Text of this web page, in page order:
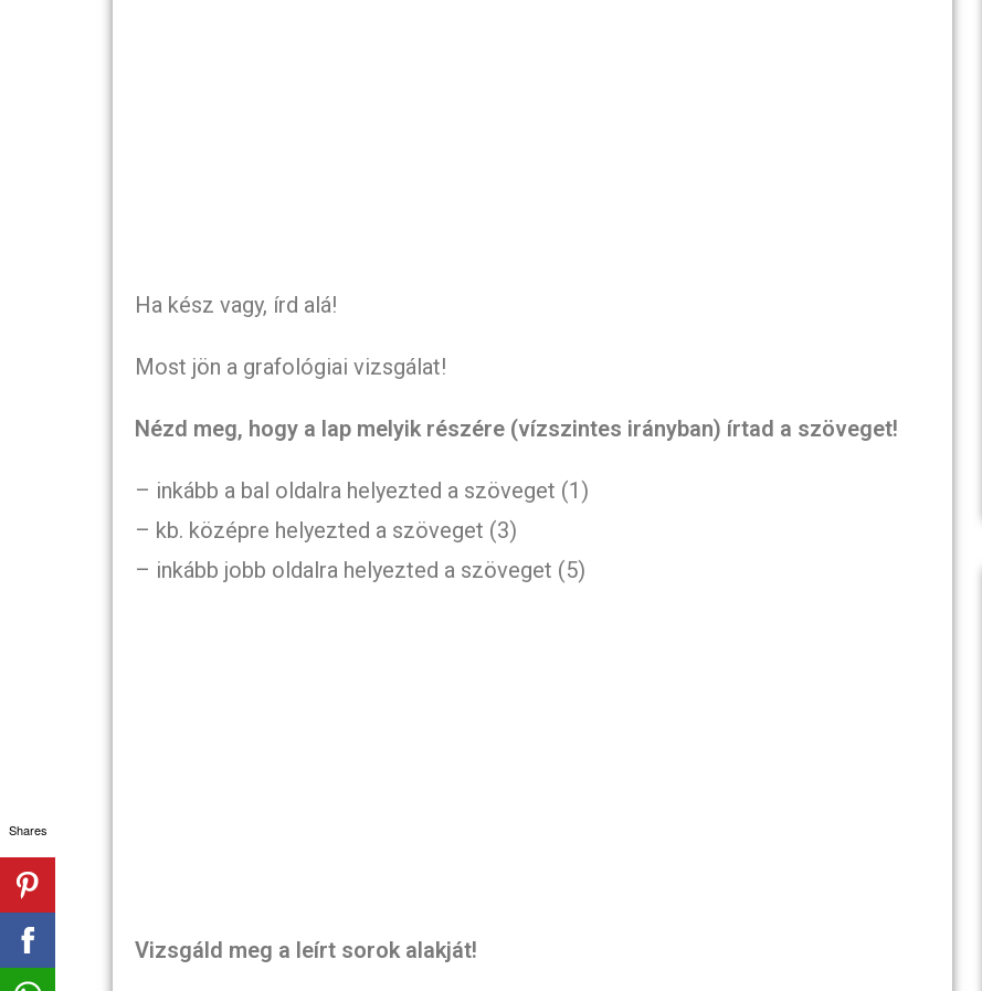
Ha kész vagy, írd alá!
Most jön a grafológiai vizsgálat!
Nézd meg, hogy a lap melyik részére (vízszintes irányban) írtad a szöveget!
– inkább a bal oldalra helyezted a szöveget (1)
– kb. középre helyezted a szöveget (3)
– inkább jobb oldalra helyezted a szöveget (5)
Vizsgáld meg a leírt sorok alakját!
Shares